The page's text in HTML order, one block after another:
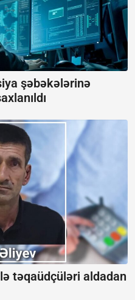
şəbəkələrinə
təqaüdçüləri aldadan